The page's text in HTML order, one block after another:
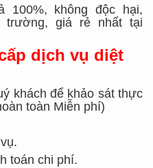
100%, không độc hại,
trường,giá rẻ nhất tại
dịch vụ diệt
khách để khảo sát thực
toàn Miễn phí)
toán chi phí.